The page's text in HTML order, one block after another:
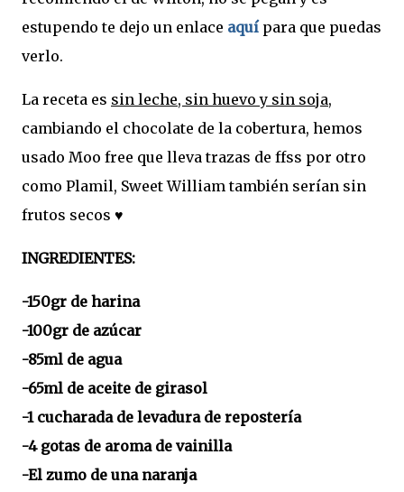
estupendo te dejo un enlace aquí para que puedas
verlo.
La receta es sin leche, sin huevo y sin soja,
cambiando el chocolate de la cobertura, hemos
usado Moo free que lleva trazas de ffss por otro
como Plamil, Sweet William también serían sin
frutos secos ♥
INGREDIENTES:
-150gr de harina
-100gr de azúcar
-85ml de agua
-65ml de aceite de girasol
-1 cucharada de levadura de repostería
-4 gotas de aroma de vainilla
-El zumo de una naranja